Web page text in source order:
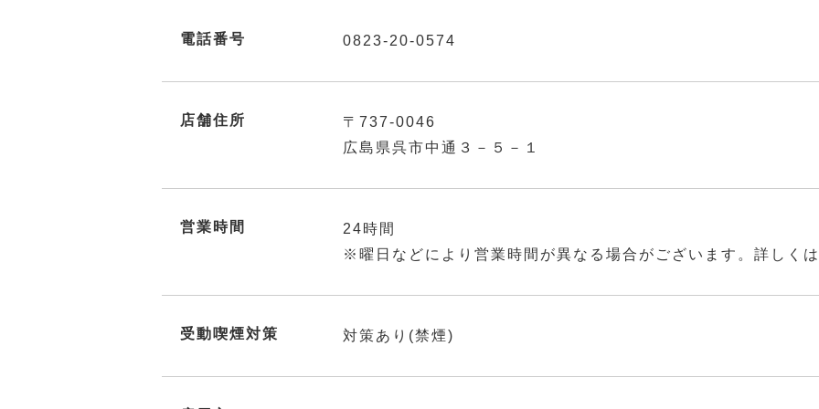
電話番号 0823-20-0574
店舗住所
〒737-0046
広島県呉市中通３－５－１
営業時間
24時間
※曜日などにより営業時間が異なる場合がございます。詳しく
受動喫煙対策 対策あり(禁煙)